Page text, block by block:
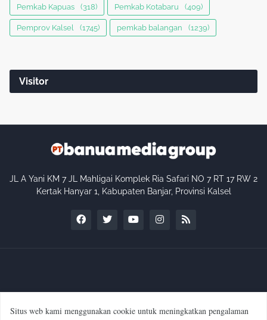
Pemkab Kapuas (318) Pemkab Kotabaru (409)
Pemprov Kalsel (1745) pemkab balangan (1239)
Visitor
JL A Yani KM 7 JL Mahligai Komplek Ria Safari NO 7 RT 17 RW 2
Kertak Hanyar 1, Kabupaten Banjar, Provinsi Kalsel
Situs web kami menggunakan cookie untuk meningkatkan pengalaman